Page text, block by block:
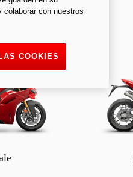
con nuestros
COOKIES